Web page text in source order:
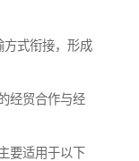
方式衔接，形成
经贸合作与经
要适用于以下